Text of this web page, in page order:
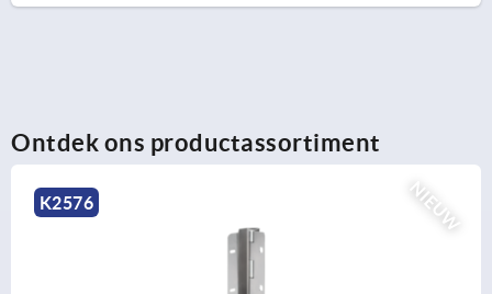
Ontdek ons productassortiment
K0645